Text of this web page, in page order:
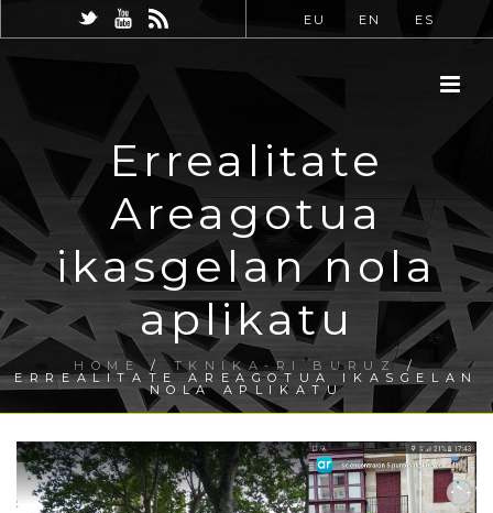
EU EN ES
Errealitate
Areagotua
ikasgelan nola
aplikatu
HOME/TKNIKA-RI BURUZ/
ERREALITATE AREAGOTUA IKASGELAN
NOLA APLIKATU